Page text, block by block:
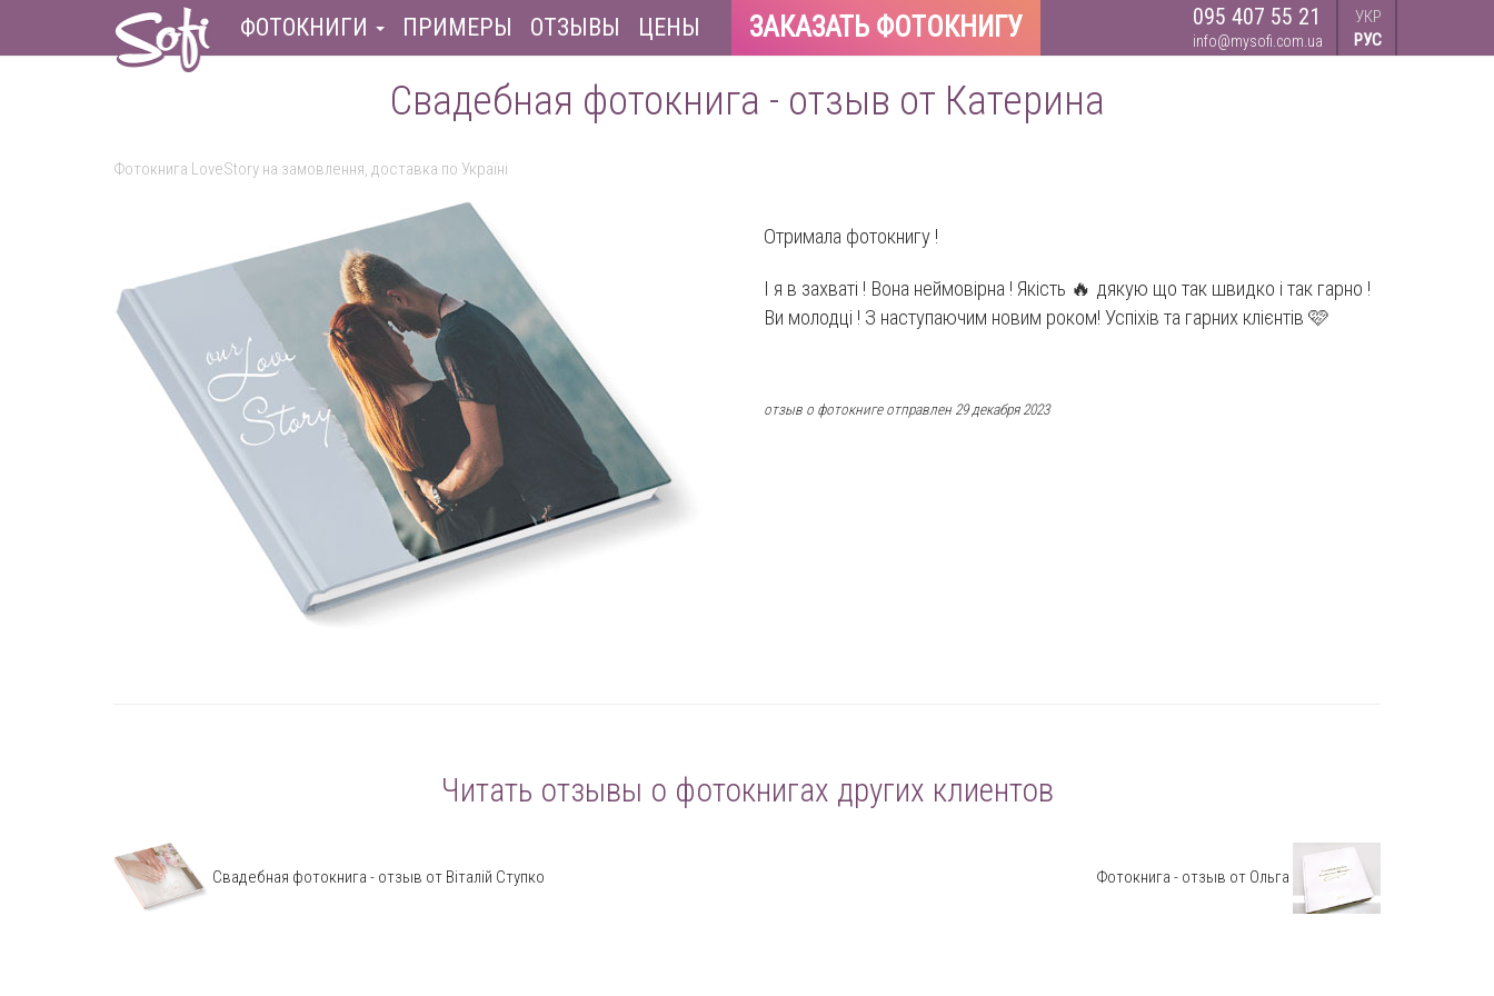
ФОТОКНИГИ ПРИМЕРЫ ОТЗЫВЫ ЦЕНЫ ЗАКАЗАТЬ ФОТОКНИГУ
УКР
РУС
095 407 55 21
info@mysofi.com.ua
Свадебная фотокнига - отзыв от Катерина
Фотокнига LoveStory на замовлення, доставка по Україні
Отримала фотокнигу !
І я в захваті ! Вона неймовірна ! Якість 🔥 дякую що так швидко і так гарно !
Ви молодці ! З наступаючим новим роком! Успіхів та гарних клієнтів 🩷
отзыв о фотокниге отправлен 29 декабря 2023
Читать отзывы о фотокнигах других клиентов
Свадебная фотокнига - отзыв от Віталій Ступко Фотокнига - отзыв от Ольга